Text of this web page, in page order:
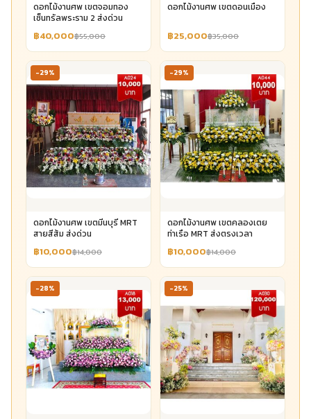
ดอกไม้งานศพ เขตจอมทอง
เซ็นทรัลพระราม 2 ส่งด่วน
฿40,000฿55,000
ดอกไม้งานศพ เขตดอนเมือง
฿25,000฿35,000
-29%
ดอกไม้งานศพ เขตมีนบุรี MRT
สายสีส้ม ส่งด่วน
฿10,000฿14,000
-29%
ดอกไม้งานศพ เขตคลองเตย
ท่าเรือ MRT ส่งตรงเวลา
฿10,000฿14,000
-28% -25%